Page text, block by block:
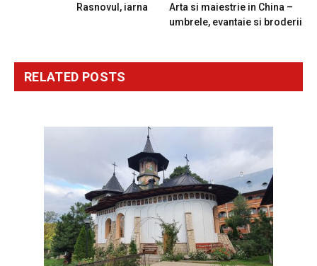
Rasnovul, iarna
Arta si maiestrie in China –
umbrele, evantaie si broderii
RELATED POSTS